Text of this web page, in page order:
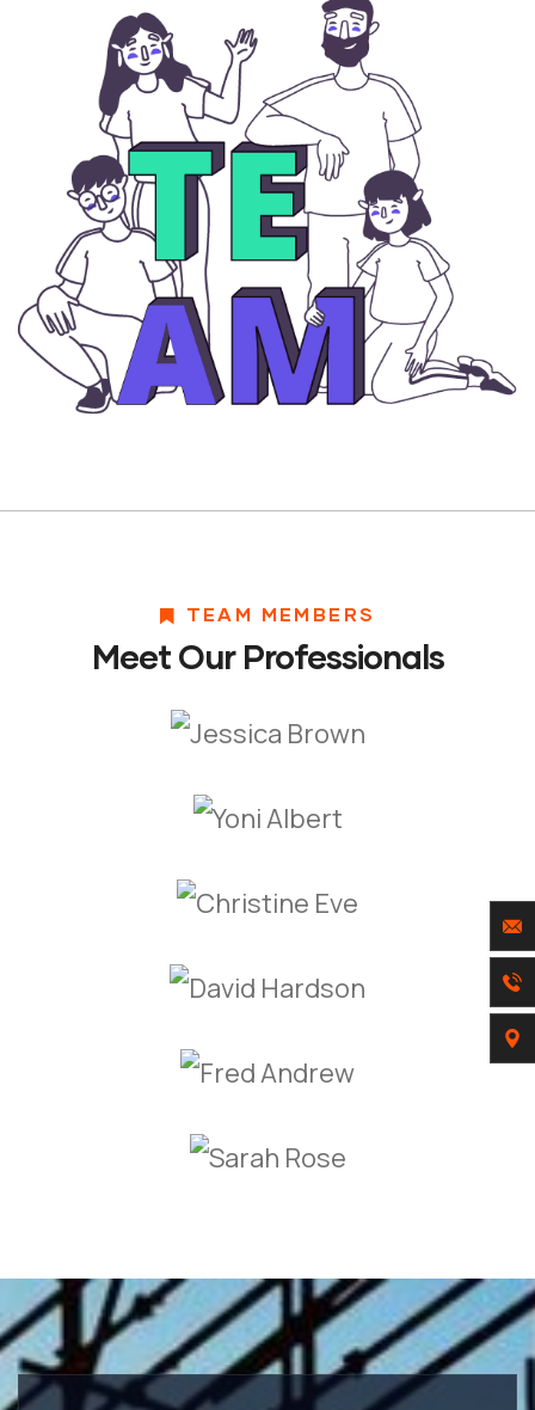
TEAM MEMBERS
Meet Our Professionals